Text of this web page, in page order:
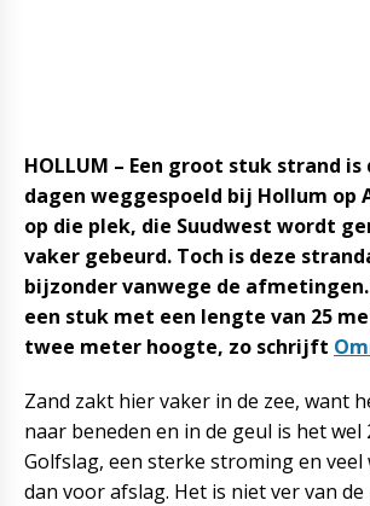
HOLLUM – Een groot stuk strand
dagen weggespoeld bij Hollum op
op die plek, die Suudwest wordt
vaker gebeurd. Toch is deze
bijzonder vanwege de
een stuk met een lengte van 25
twee meter hoogte, zo schrijft
Zand zakt hier vaker in de zee, want
naar beneden en in de geul is het wel
Golfslag, een sterke stroming en veel
dan voor afslag. Het is niet ver van